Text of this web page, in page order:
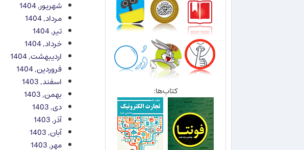
شهریور, 1404
مرداد, 1404
تیر, 1404
خرداد, 1404
اردیبهشت, 1404
فروردین, 1404
اسفند, 1403
بهمن, 1403
دی, 1403
آذر, 1403
آبان, 1403
مهر, 1403
کتاب‌ها: